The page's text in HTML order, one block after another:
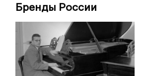
Бренды России